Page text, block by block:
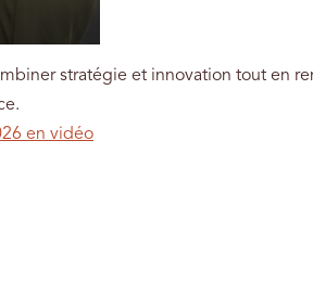
stratégie et innovation tout en
en vidéo